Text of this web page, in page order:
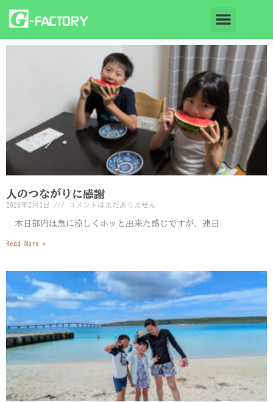
人のつながりに感謝
2026年8月3日 コメントはまだありません
本日都内は急に涼しくホッと出来た感じですが、連日
Read More »